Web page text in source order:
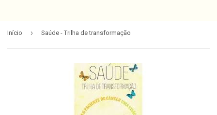
Início › Saúde - Trilha de transformação